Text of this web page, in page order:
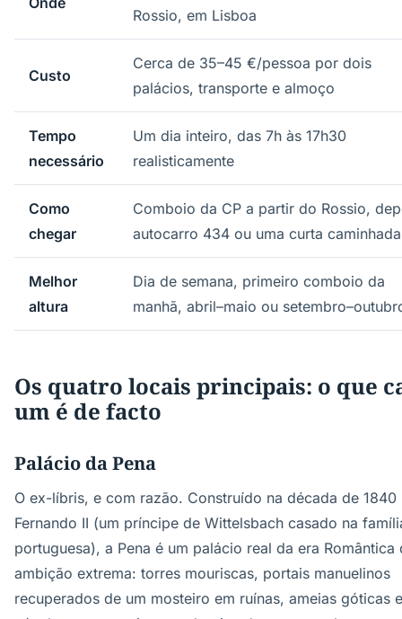
Rossio, em Lisboa
Custo
Cerca de 35–45 €/pessoa por dois
palácios, transporte e almoço
Tempo
necessário
Um dia inteiro, das 7h às 17h30
realisticamente
Como
chegar
Comboio da CP a partir do Rossio,
autocarro 434 ou uma curta caminhada
Melhor
altura
Dia de semana, primeiro comboio da
manhã, abril–maio ou
Os quatro locais principais: o que
um é de facto
Palácio da Pena
O ex-líbris, e com razão. Construído na década de 1840
Fernando II (um príncipe de Wittelsbach casado na
portuguesa), a Pena é um palácio real da era Romântica
ambição extrema: torres mouriscas, portais manuelinos
recuperados de um mosteiro em ruínas, ameias góticas e